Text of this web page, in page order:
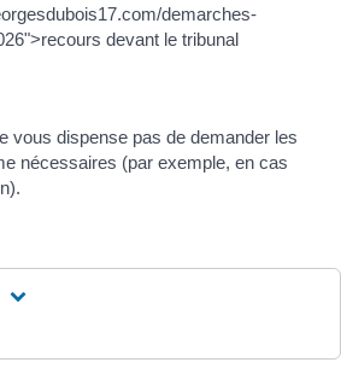
demarches-
devant le tribunal
vous dispense pas de demander les
nécessaires (par exemple, en cas